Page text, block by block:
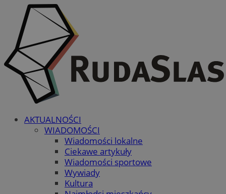
AKTUALNOŚCI
WIADOMOŚCI
Wiadomości lokalne
Ciekawe artykuły
Wiadomości sportowe
Wywiady
Kultura